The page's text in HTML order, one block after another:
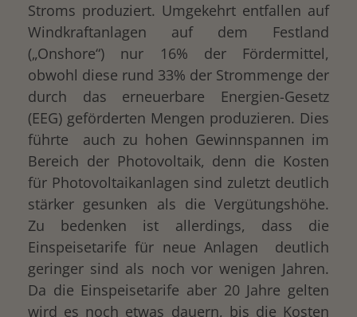
Stroms produziert. Umgekehrt entfallen auf
Windkraftanlagen auf dem Festland
(„Onshore“) nur 16% der Fördermittel,
obwohl diese rund 33% der Strommenge der
durch das erneuerbare Energien-Gesetz
(EEG) geförderten Mengen produzieren. Dies
führte auch zu hohen Gewinnspannen im
Bereich der Photovoltaik, denn die Kosten
für Photovoltaikanlagen sind zuletzt deutlich
stärker gesunken als die Vergütungshöhe.
Zu bedenken ist allerdings, dass die
Einspeisetarife für neue Anlagen deutlich
geringer sind als noch vor wenigen Jahren.
Da die Einspeisetarife aber 20 Jahre gelten
wird es noch etwas dauern, bis die Kosten